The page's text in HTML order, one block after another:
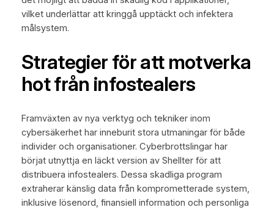
vilket underlättar att kringgå upptäckt och infektera
målsystem.
Strategier för att motverka
hot från infostealers
Framväxten av nya verktyg och tekniker inom
cybersäkerhet har inneburit stora utmaningar för både
individer och organisationer. Cyberbrottslingar har
börjat utnyttja en läckt version av Shellter för att
distribuera infostealers. Dessa skadliga program
extraherar känslig data från komprometterade system,
inklusive lösenord, finansiell information och personliga